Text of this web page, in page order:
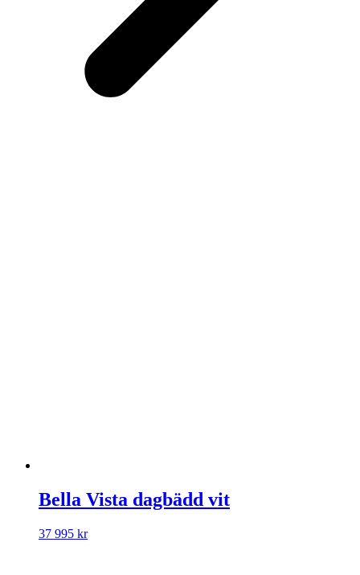
Bella Vista dagbädd vit
37 995 kr